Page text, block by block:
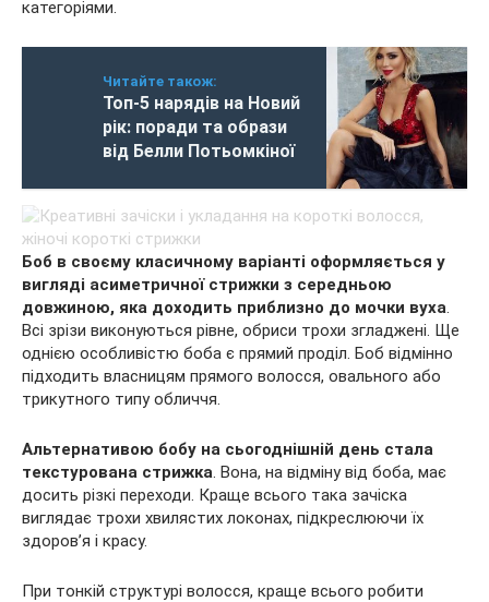
категоріями.
Читайте також:
Топ-5 нарядів на Новий
рік: поради та образи
від Белли Потьомкіної
Боб в своєму класичному варіанті оформляється у
вигляді асиметричної стрижки з середньою
довжиною, яка доходить приблизно до мочки вуха.
Всі зрізи виконуються рівне, обриси трохи згладжені. Ще
однією особливістю боба є прямий проділ. Боб відмінно
підходить власницям прямого волосся, овального або
трикутного типу обличчя.
Альтернативою бобу на сьогоднішній день стала
текстурована стрижка. Вона, на відміну від боба, має
досить різкі переходи. Краще всього така зачіска
виглядає трохи хвилястих локонах, підкреслюючи їх
здоров’я і красу.
При тонкій структурі волосся, краще всього робити